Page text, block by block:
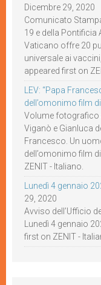
Dicembre 29, 2020
Comunicato
19 e della Pontificia
Vaticano offre 20
universale ai
appeared first on
LEV: “Papa
dell’omonimo film
Volume fotografico
Viganò e Gianluca
Francesco. Un
dell’omonimo film
ZENIT - Italiano.
Lunedì 4 gennaio
29, 2020
Avviso dell’Ufficio
Lunedì 4 gennaio
first on ZENIT -